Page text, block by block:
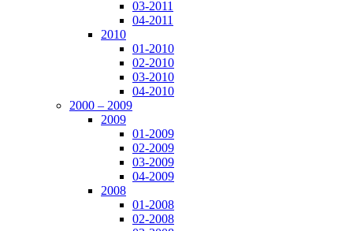
03-2011
04-2011
2010
01-2010
02-2010
03-2010
04-2010
2000 – 2009
2009
01-2009
02-2009
03-2009
04-2009
2008
01-2008
02-2008